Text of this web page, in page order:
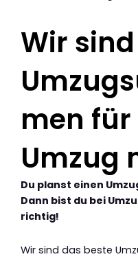
Wir
men für
Umzug
Du planst einen
Dann bist du bei
richtig!
Wir sind das beste